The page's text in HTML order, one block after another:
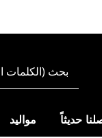
حديثاً مواليد